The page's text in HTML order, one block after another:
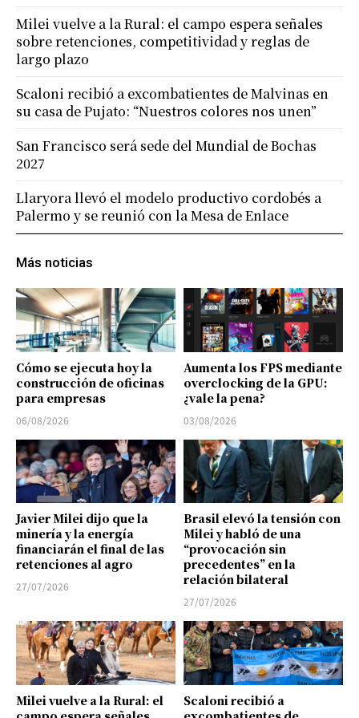
Más noticias
Cómo se ejecuta hoy la
construcción de oficinas
para empresas
06/08/2026
Aumenta los FPS mediante
overclocking de la GPU:
¿vale la pena?
03/08/2026
Javier Milei dijo que la
minería y la energía
financiarán el final de las
retenciones al agro
27/07/2026
Brasil elevó la tensión con
Milei y habló de una
“provocación sin
precedentes” en la
relación bilateral
27/07/2026
Milei vuelve a la Rural: el
Scaloni recibió a
Milei vuelve a la Rural: el campo espera señales
sobre retenciones, competitividad y reglas de
largo plazo
Scaloni recibió a excombatientes de Malvinas en
su casa de Pujato: “Nuestros colores nos unen”
San Francisco será sede del Mundial de Bochas
2027
Llaryora llevó el modelo productivo cordobés a
Palermo y se reunió con la Mesa de Enlace